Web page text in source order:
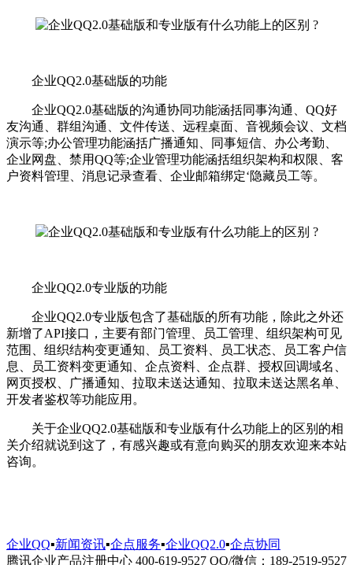
企业QQ2.0基础版的功能
企业QQ2.0基础版的沟通协同功能涵括同事沟通、QQ好
友沟通、群组沟通、文件传送、远程桌面、音视频会议、文档
演示等;办公管理功能涵括广播通知、同事短信、办公考勤、
企业网盘、禁用QQ等;企业管理功能涵括组织架构和权限、客
户资料管理、消息记录查看、企业邮箱绑定‘隐藏员工等。
企业QQ2.0专业版的功能
企业QQ2.0专业版包含了基础版的所有功能，除此之外还
新增了API接口，主要有部门管理、员工管理、组织架构可见
范围、组织结构变更通知、员工资料、员工状态、员工客户信
息、员工资料变更通知、企点资料、企点群、授权回调域名、
网页授权、广播通知、拉取未送达通知、拉取未送达黑名单、
开发者鉴权等功能应用。
关于企业QQ2.0基础版和专业版有什么功能上的区别的相
关介绍就说到这了，有感兴趣或有意向购买的朋友欢迎来本站
咨询。
企业QQ▪新闻资讯▪企点服务▪企业QQ2.0▪企点协同
腾讯企业产品注册中心 400-619-9527 QQ/微信：189-2519-9527